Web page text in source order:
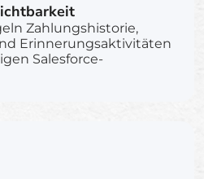
Zahlungshistorie,
Erinnerungsaktivitäten
Salesforce-